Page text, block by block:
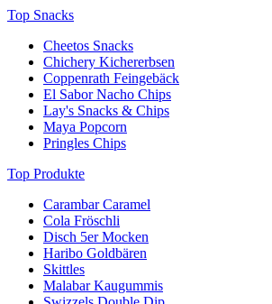
Top Snacks
Cheetos Snacks
Chichery Kichererbsen
Coppenrath Feingebäck
El Sabor Nacho Chips
Lay's Snacks & Chips
Maya Popcorn
Pringles Chips
Top Produkte
Carambar Caramel
Cola Fröschli
Disch 5er Mocken
Haribo Goldbären
Skittles
Malabar Kaugummis